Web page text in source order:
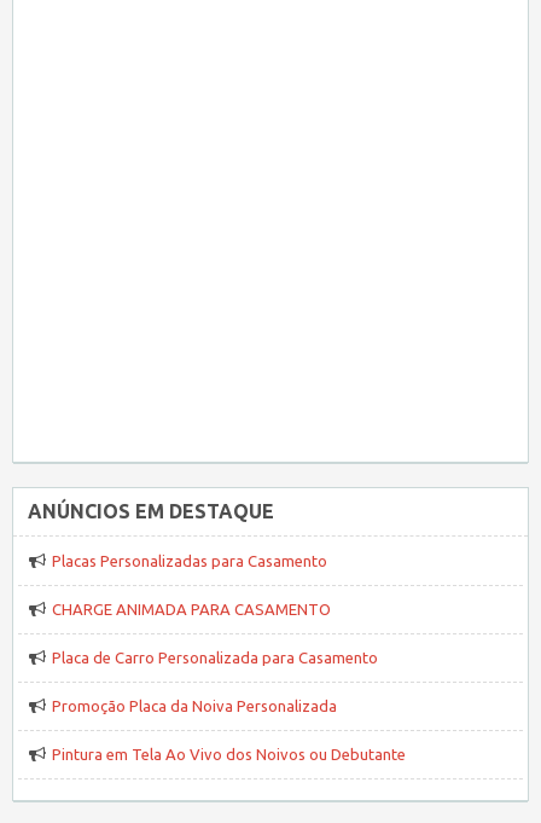
ANÚNCIOS EM DESTAQUE
Placas Personalizadas para Casamento
CHARGE ANIMADA PARA CASAMENTO
Placa de Carro Personalizada para Casamento
Promoção Placa da Noiva Personalizada
Pintura em Tela Ao Vivo dos Noivos ou Debutante